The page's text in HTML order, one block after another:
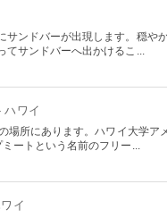
サンドバーが出現します。穏や
てサンドバーへ出かけるこ...
ハワイ
場所にあります。ハワイ大学ア
ートという名前のフリー...
イ